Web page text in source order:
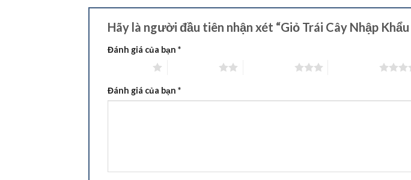
Hãy là người đầu tiên nhận xét “Giỏ Trái Cây Nhập Khẩu
Đánh giá của bạn *
Đánh giá của bạn *